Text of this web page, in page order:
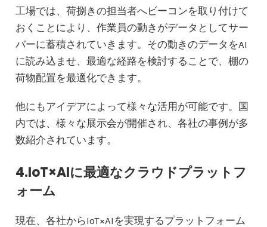
工場では、荷捌きの担当者へビーコンを取り付けて
おくことにより、作業員の動きがデータとしてサー
バーに蓄積されていきます。その動きのデータをAI
に読み込ませ、最適な経路を検討することで、棚の
荷物配置を最適化できます。
他にもアイデアによって様々な活用が可能です。国
内では、様々な展示会が開催され、各社の事例が多
数紹介されています。
4.IoT×AIに最適なクラウドプラットフ
ォーム
現在、各社からIoT×AIを実現するプラットフォーム